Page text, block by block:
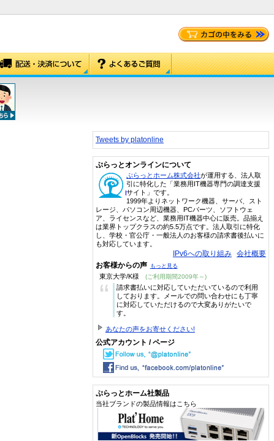
Tweets by platonline
ぷらっとオンラインについて
ぷらっとホーム株式会社が運用する、法人取
引に特化した「業務用IT機器専門の調達支援
サイト」です。
1999年よりネットワーク機器、サーバ、スト
レージ、パソコン周辺機器、PCパーツ、ソフトウェ
ア、ライセンスなど、業務用IT機器中心に販売。品揃え
は業界トップクラスの約5.5万点です。法人取引に特化
し、学校・官公庁・一般法人のお客様の請求書後払いに
も対応しています。
IPv6への取り組み 会社概要
お客様からの声 もっと見る
東京大学/K様 (ご利用期間2009年～)
“
請求書払いに対応していただいているので利用
しております。メールでの問い合わせにも丁寧
に対応していただけるので大変ありがたいで
す。
あなたの声をお寄せください!
公式アカウント / ページ
ぷらっとホーム社製品
当社ブランドの製品情報はこちら